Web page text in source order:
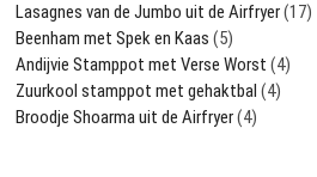
Lasagnes van de Jumbo uit de Airfryer(17)
Beenham met Spek en Kaas (5)
Andijvie Stamppot met Verse Worst (4)
Zuurkool stamppot met gehaktbal (4)
Broodje Shoarma uit de Airfryer(4)